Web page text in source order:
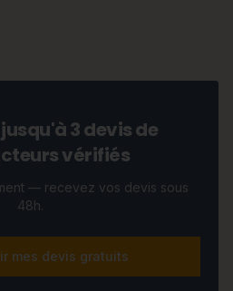
3 devis de
vérifiés
— recevez vos devis sous
48h.
mes devis gratuits